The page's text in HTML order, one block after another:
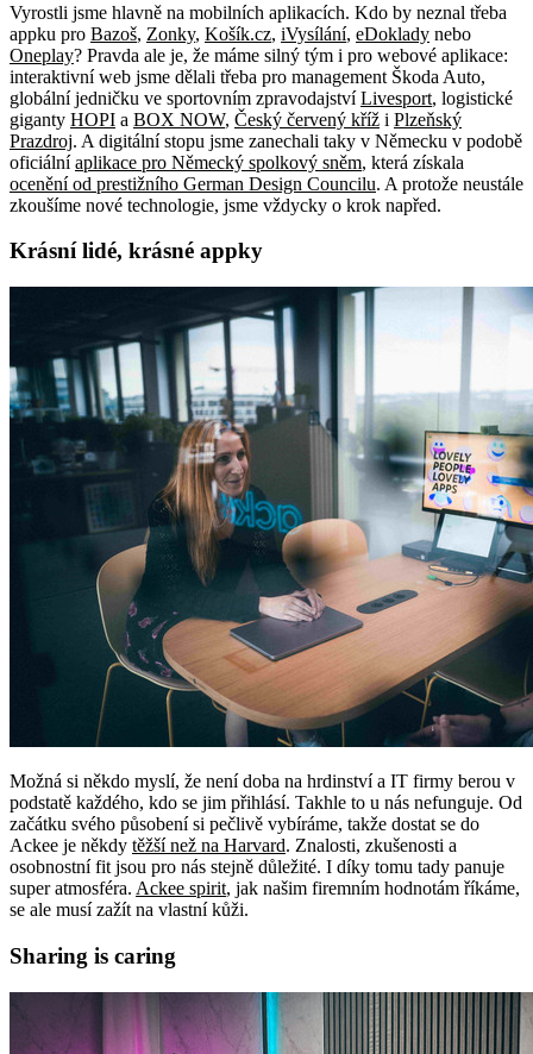
Vyrostli jsme hlavně na mobilních aplikacích. Kdo by neznal třeba
appku pro Bazoš, Zonky, Košík.cz, iVysílání, eDoklady nebo
Oneplay? Pravda ale je, že máme silný tým i pro webové aplikace:
interaktivní web jsme dělali třeba pro management Škoda Auto,
globální jedničku ve sportovním zpravodajstvíLivesport, logistické
giganty HOPI a BOX NOW, Český červený kříž i Plzeňský
Prazdroj. A digitální stopu jsme zanechali taky v Německu v podobě
oficiálníaplikace pro Německý spolkový sněm, která získala
ocenění od prestižního German Design Councilu. A protože neustále
zkoušíme nové technologie, jsme vždycky o krok napřed.
Krásní lidé, krásné appky
Možná si někdo myslí, že není doba na hrdinství a IT firmy berou v
podstatě každého, kdo se jim přihlásí. Takhle to u nás nefunguje. Od
začátku svého působení si pečlivě vybíráme, takže dostat se do
Ackee je někdy těžší než na Harvard. Znalosti, zkušenosti a
osobnostní fit jsou pro nás stejně důležité. I díky tomu tady panuje
super atmosféra. Ackee spirit, jak našim firemním hodnotám říkáme,
se ale musí zažít na vlastní kůži.
Sharing is caring